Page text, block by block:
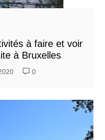
à faire et voir
à Bruxelles
0